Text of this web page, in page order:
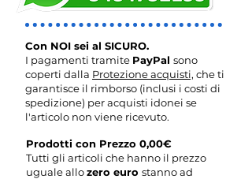
Con NOI sei al SICURO.
I pagamenti tramite PayPal sono
coperti dalla Protezione acquisti, che ti
garantisce il rimborso (inclusi i costi di
spedizione) per acquisti idonei se
l'articolo non viene ricevuto.
Prodotti con Prezzo 0,00€
Tutti gli articoli che hanno il prezzo
uguale allozero euro stanno ad